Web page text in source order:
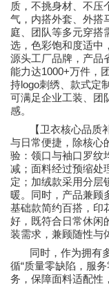
质，不挑身材、不压
气，内搭外套、外搭
庭、团队等多元穿搭
选，色彩饱和度适中
源头工厂品牌，产品
能力达1000+万件，
持logo刺绣、款式定
可满足企业工装、团
感。
【卫衣核心品
与日常便捷，除核心
验：领口与袖口罗纹
减；面料经过预缩处
定；加绒款采用分层
暖。同时，产品兼顾
基础款简约百搭，印
好，既符合日常休闲
装需求，兼顾随性与
同时，作为拥有
循“质量零缺陷，服
务，保障面料适配性